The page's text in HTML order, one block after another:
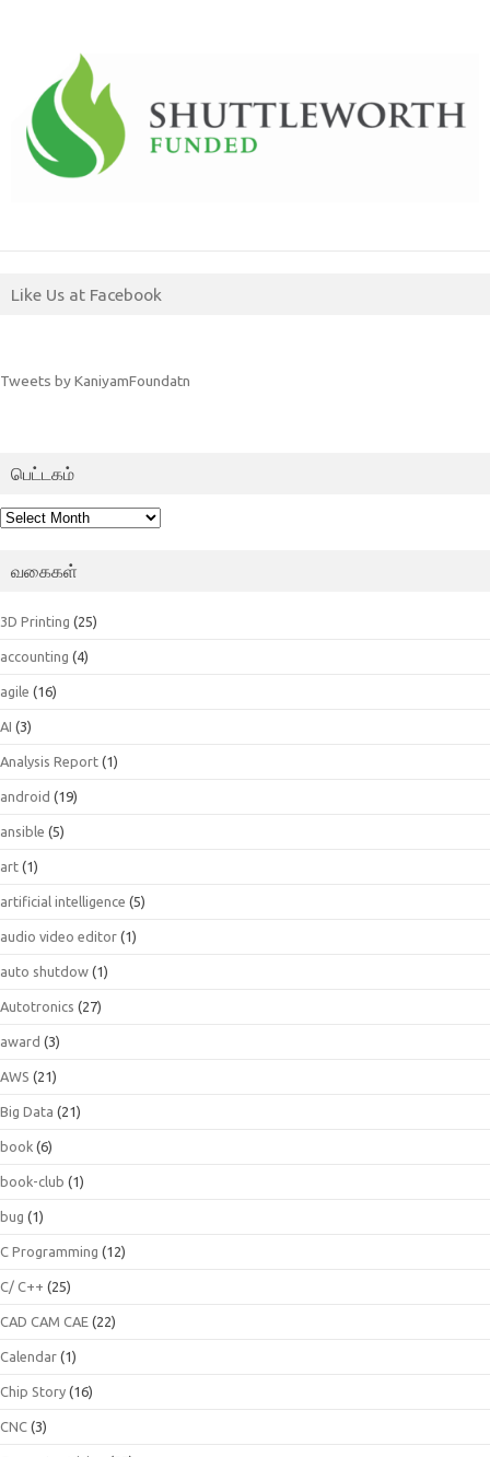
Like Us at Facebook
Tweets by KaniyamFoundatn
பெட்டகம்
பெட்டகம்
வகைகள்
3D Printing (25)
accounting (4)
agile (16)
AI (3)
Analysis Report (1)
android (19)
ansible (5)
art (1)
artificial intelligence (5)
audio video editor (1)
auto shutdow (1)
Autotronics (27)
award (3)
AWS (21)
Big Data (21)
book (6)
book-club (1)
bug (1)
C Programming (12)
C/ C++ (25)
CAD CAM CAE (22)
Calendar (1)
Chip Story (16)
CNC (3)